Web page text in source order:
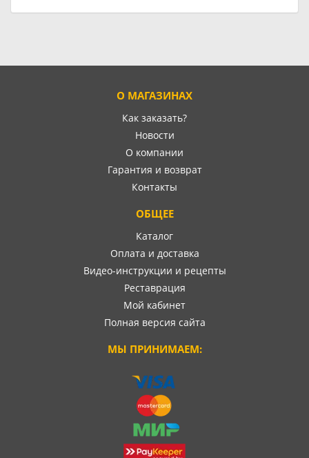
О МАГАЗИНАХ
Как заказать?
Новости
О компании
Гарантия и возврат
Контакты
ОБЩЕЕ
Каталог
Оплата и доставка
Видео-инструкции и рецепты
Реставрация
Мой кабинет
Полная версия сайта
МЫ ПРИНИМАЕМ: